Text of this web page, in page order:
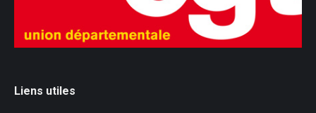
Liens utiles